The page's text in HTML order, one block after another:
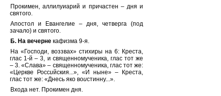
Прокимен, аллилуиарий и причастен – дня и
святого.
Апостол и Евангелие – дня, четверга (под
зачало) и святого.
Б. На вечерне кафизма 9-я.
На «Господи, воззвах» стихиры на 6: Креста,
глас 1-й – 3, и священномученика, глас тот же
– 3. «Слава» – священномученика, глас тот же:
«Церкве Российския...», «И ныне» – Креста,
глас тот же: «Днесь яко воистинну...».
Входа нет. Прокимен дня.